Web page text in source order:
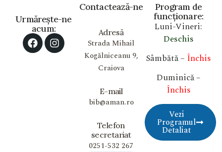
Program de
funcționare:
Luni-Vineri:
Deschis
Sâmbătă – Închis
Duminică –
Închis
Vezi
Programul
Detaliat
Contactează-ne
Adresă
Strada Mihail
Kogălniceanu 9,
Craiova
E-mail
bib@aman.ro
Telefon
secretariat
0251-532 267
Urmărește-ne
acum: